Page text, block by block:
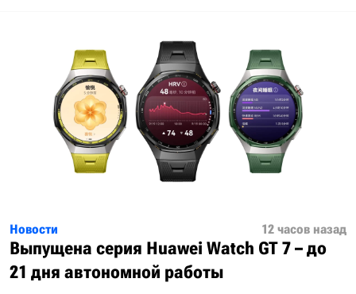
Новости 12 часов назад
Выпущена серия Huawei Watch GT 7 – до
21 дня автономной работы